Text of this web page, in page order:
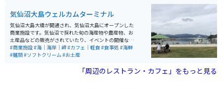
七夕飾りを楽しむこともできます。
気仙沼大島ウェルカムターミナル
気仙沼大島大橋が開通され、気仙沼大島にオープンした
商業施設です。気仙沼で採れた旬の海産物や農産物、お
土産品などの販売がされていたり、イベントの開催など
も行われています。隣には飲食店、カフェも備わってい
るので、休憩にはちょうど良いスポットです。
#商業施設#海｜海岸｜岬#カフェ｜軽食#食事処 #海鮮
#麺類#ソフトクリーム#お土産
「周辺のレストラン・カフェ」をもっと見る